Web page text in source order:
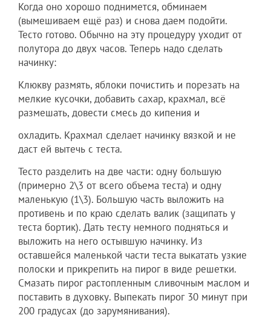
Когда оно хорошо поднимется, обминаем
(вымешиваем ещё раз) и снова даем подойти.
Тесто готово. Обычно на эту процедуру уходит от
полутора до двух часов. Теперь надо сделать
начинку:
Клюкву размять, яблоки почистить и порезать на
мелкие кусочки, добавить сахар, крахмал, всё
размешать, довести смесь до кипения и
охладить. Крахмал сделает начинку вязкой и не
даст ей вытечь с теста.
Тесто разделить на две части: одну большую
(примерно 2\3 от всего объема теста) и одну
маленькую (1\3). Большую часть выложить на
противень и по краю сделать валик (защипать у
теста бортик). Дать тесту немного подняться и
выложить на него остывшую начинку. Из
оставшейся маленькой части теста выкатать узкие
полоски и прикрепить на пирог в виде решетки.
Смазать пирог растопленным сливочным маслом и
поставить в духовку. Выпекать пирог 30 минут при
200 градусах (до зарумянивания).